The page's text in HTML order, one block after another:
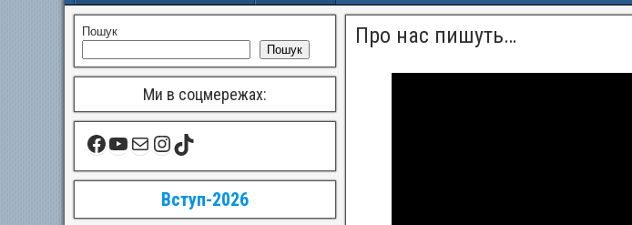
Про нас пишуть…
Пошук
Пошук
Ми в соцмережах:
Вступ-2026